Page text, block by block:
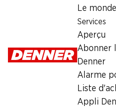
Le
Services
Aperçu
Abonner
Denner
Alarme
Liste
Appli
Mardi
Heures d'ouverture